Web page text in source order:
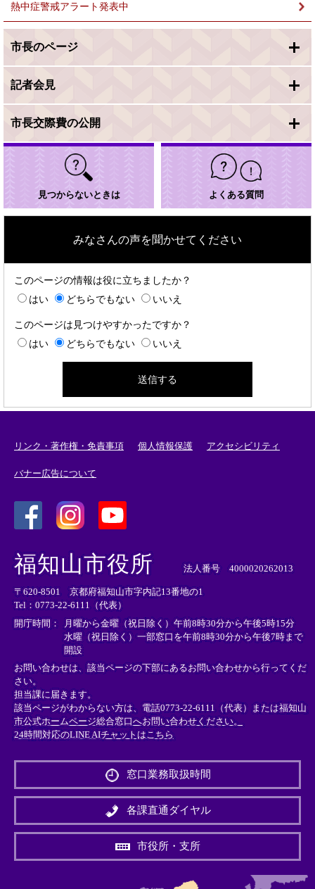
熱中症警戒アラート発表中
市長のページ
記者会見
市長交際費の公開
見つからないときは よくある質問
みなさんの声を聞かせてください
このページの情報は役に立ちましたか？
はい
どちらでもない いいえ
このページは見つけやすかったですか？
はい
どちらでもない いいえ
リンク・著作権・免責事項 個人情報保護 アクセシビリティ
バナー広告について
外
部
リ
ン
ク
＞
外
リ
ン
ク
＞
外
部
ン
ク
＞
福知山市役所 法人番号 4000020262013
〒620-8501 京都府福知山市字内記13番地の1
Tel：0773-22-6111（代表）
開庁時間：
月曜から金曜（祝日除く）午前8時30分から午後5時15分
水曜（祝日除く）一部窓口を午前8時30分から午後7時まで
開設
お問い合わせは、該当ページの下部にあるお問い合わせから行ってくだ
さい。
担当課に届きます。
該当ページがわからない方は、電話0773-22-6111（代表）または福知山
市公式ホームページ総合窓口へお問い合わせください。
24時間対応のLINE AIチャットはこちら
外
リ
ン
＞
窓口業務取扱時間
各課直通ダイヤル
市役所・支所